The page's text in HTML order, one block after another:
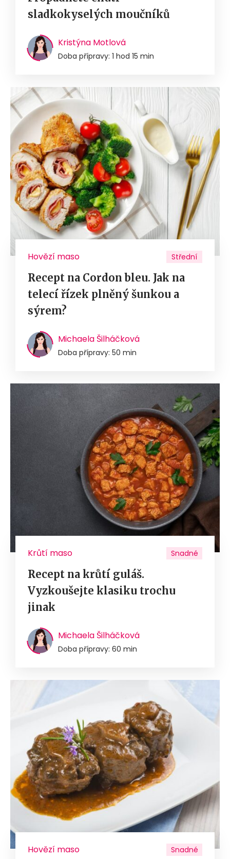
sladkokyselých moučníků
Kristýna Motlová
Doba přípravy: 1 hod 15 min
Hovězí maso Střední
Recept na Cordon bleu. Jak na
telecí řízek plněný šunkou a
sýrem?
Michaela Šilháčková
Doba přípravy: 50 min
Krůtí maso Snadné
Recept na krůtí guláš.
Vyzkoušejte klasiku trochu
jinak
Michaela Šilháčková
Doba přípravy: 60 min
Hovězí maso Snadné